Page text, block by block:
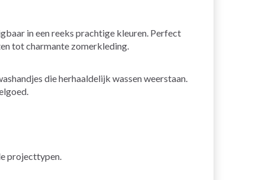
in een reeks prachtige kleuren. Perfect
tot charmante zomerkleding.
die herhaaldelijk wassen weerstaan.
projecttypen.